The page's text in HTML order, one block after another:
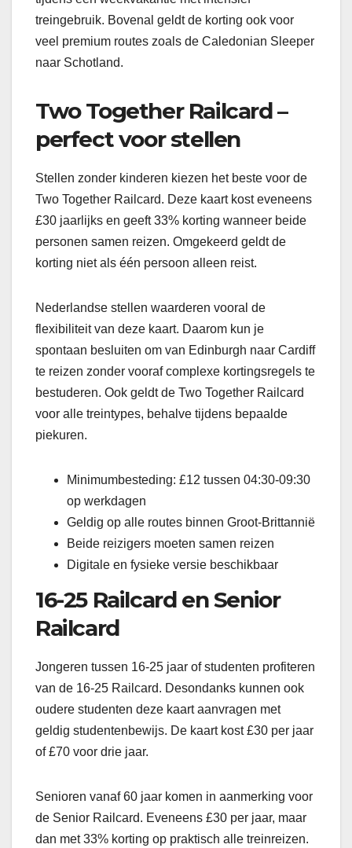
treingebruik. Bovenal geldt de korting ook voor
veel premium routes zoals de Caledonian Sleeper
naar Schotland.
Two Together Railcard –
perfect voor stellen
Stellen zonder kinderen kiezen het beste voor de
Two Together Railcard. Deze kaart kost eveneens
£30 jaarlijks en geeft 33% korting wanneer beide
personen samen reizen. Omgekeerd geldt de
korting niet als één persoon alleen reist.
Nederlandse stellen waarderen vooral de
flexibiliteit van deze kaart. Daarom kun je
spontaan besluiten om van Edinburgh naar Cardiff
te reizen zonder vooraf complexe kortingsregels te
bestuderen. Ook geldt de Two Together Railcard
voor alle treintypes, behalve tijdens bepaalde
piekuren.
Minimumbesteding: £12 tussen 04:30-09:30
op werkdagen
Geldig op alle routes binnen Groot-Brittannië
Beide reizigers moeten samen reizen
Digitale en fysieke versie beschikbaar
16-25 Railcard en Senior
Railcard
Jongeren tussen 16-25 jaar of studenten profiteren
van de 16-25 Railcard. Desondanks kunnen ook
oudere studenten deze kaart aanvragen met
geldig studentenbewijs. De kaart kost £30 per jaar
of £70 voor drie jaar.
Senioren vanaf 60 jaar komen in aanmerking voor
de Senior Railcard. Eveneens £30 per jaar, maar
dan met 33% korting op praktisch alle treinreizen.